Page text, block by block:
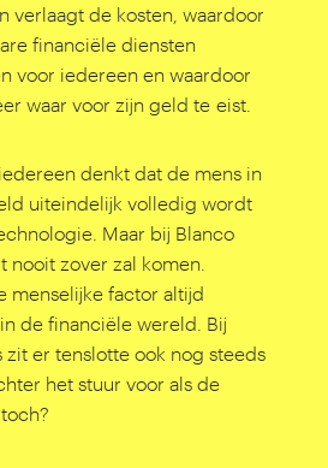
verlaagt de kosten, waardoor
financiële diensten
voor iedereen en waardoor
waar voor zijn geld te eist.
denkt dat de mens in
uiteindelijk volledig wordt
Maar bij Blanco
nooit zover zal komen.
menselijke factor altijd
de financiële wereld. Bij
zit er tenslotte ook nog steeds
het stuur voor als de